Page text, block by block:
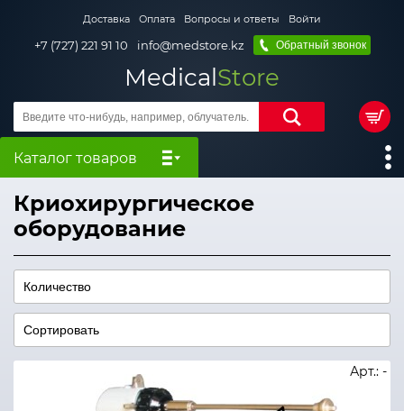
Доставка Оплата Вопросы и ответы Войти
+7 (727) 221 91 10 info@medstore.kz Обратный звонок
MedicalStore
Каталог товаров
Криохирургическое
оборудование
Арт.: -